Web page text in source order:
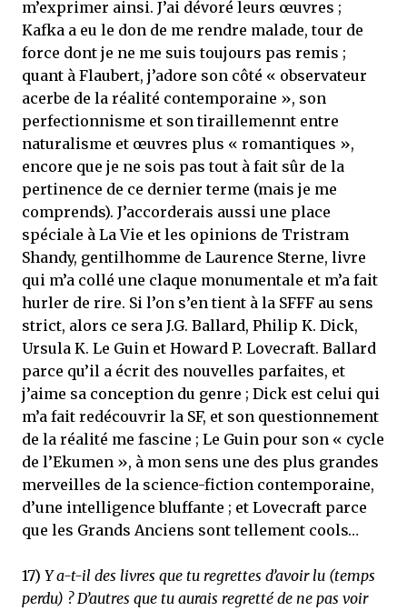
m’exprimer ainsi. J’ai dévoré leurs œuvres ;
Kafka a eu le don de me rendre malade, tour de
force dont je ne me suis toujours pas remis ;
quant à Flaubert, j’adore son côté « observateur
acerbe de la réalité contemporaine », son
perfectionnisme et son tiraillemennt entre
naturalisme et œuvres plus « romantiques »,
encore que je ne sois pas tout à fait sûr de la
pertinence de ce dernier terme (mais je me
comprends). J’accorderais aussi une place
spéciale à La Vie et les opinions de Tristram
Shandy, gentilhomme de Laurence Sterne, livre
qui m’a collé une claque monumentale et m’a fait
hurler de rire. Si l’on s’en tient à la SFFF au sens
strict, alors ce sera J.G. Ballard, Philip K. Dick,
Ursula K. Le Guin et Howard P. Lovecraft. Ballard
parce qu’il a écrit des nouvelles parfaites, et
j’aime sa conception du genre ; Dick est celui qui
m’a fait redécouvrir la SF, et son questionnement
de la réalité me fascine ; Le Guin pour son « cycle
de l’Ekumen », à mon sens une des plus grandes
merveilles de la science-fiction contemporaine,
d’une intelligence bluffante ; et Lovecraft parce
que les Grands Anciens sont tellement cools…
17) Y a-t-il des livres que tu regrettes d’avoir lu (temps
perdu) ? D’autres que tu aurais regretté de ne pas voir